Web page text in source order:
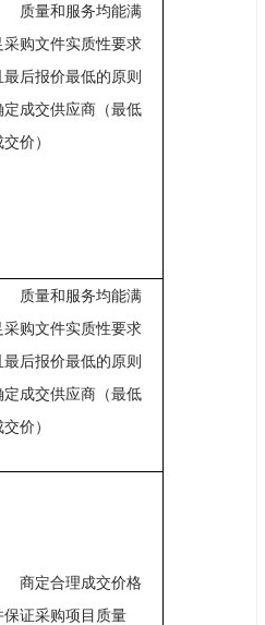
质量和服务均能满
采购文件实质性要求
最后报价最低的原则
定成交供应商（最低
交价）
质量和服务均能满
采购文件实质性要求
最后报价最低的原则
定成交供应商（最低
交价）
商定合理成交价格
保证采购项目质量